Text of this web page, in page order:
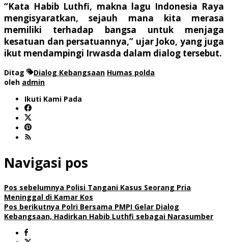
“Kata Habib Luthfi, makna lagu Indonesia Raya
mengisyaratkan, sejauh mana kita merasa
memiliki terhadap bangsa untuk menjaga
kesatuan dan persatuannya,” ujar Joko, yang juga
ikut mendampingi Irwasda dalam dialog tersebut.
Ditag Dialog Kebangsaan Humas polda
oleh admin
Ikuti Kami Pada
Navigasi pos
Pos sebelumnya Polisi Tangani Kasus Seorang Pria
Meninggal di Kamar Kos
Pos berikutnya Polri Bersama PMPI Gelar Dialog
Kebangsaan, Hadirkan Habib Luthfi sebagai Narasumber